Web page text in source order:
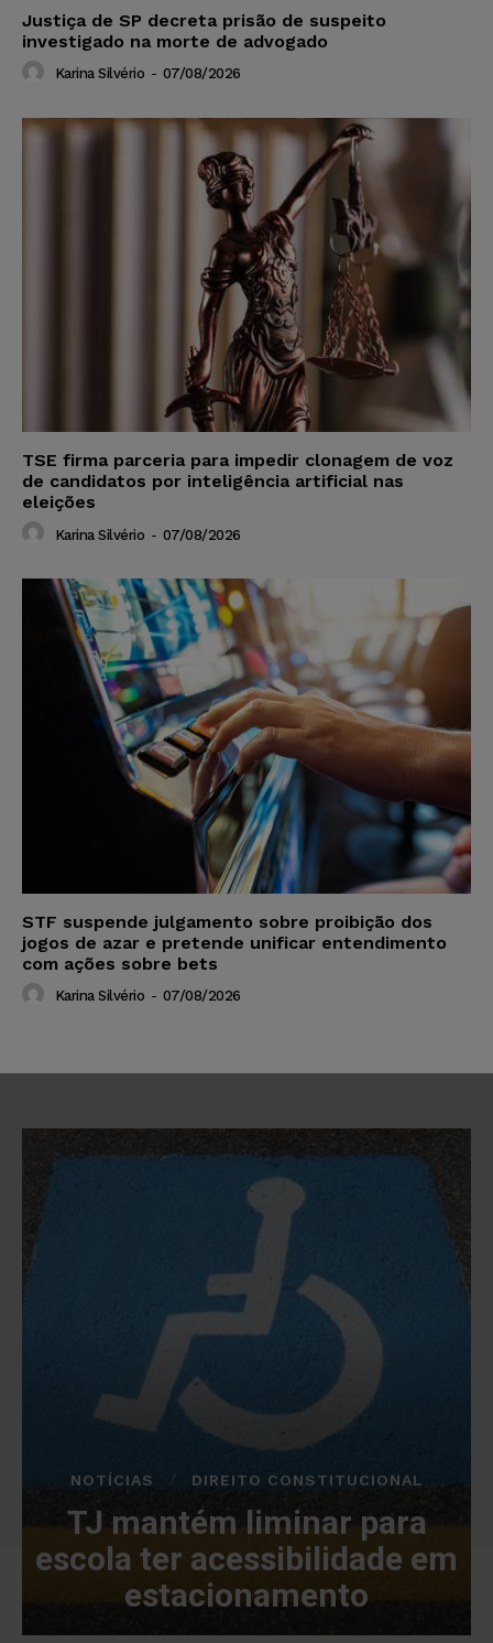
Justiça de SP decreta prisão de suspeito
investigado na morte de advogado
Karina Silvério - 07/08/2026
TSE firma parceria para impedir clonagem de voz
de candidatos por inteligência artificial nas
eleições
Karina Silvério - 07/08/2026
STF suspende julgamento sobre proibição dos
jogos de azar e pretende unificar entendimento
com ações sobre bets
Karina Silvério - 07/08/2026